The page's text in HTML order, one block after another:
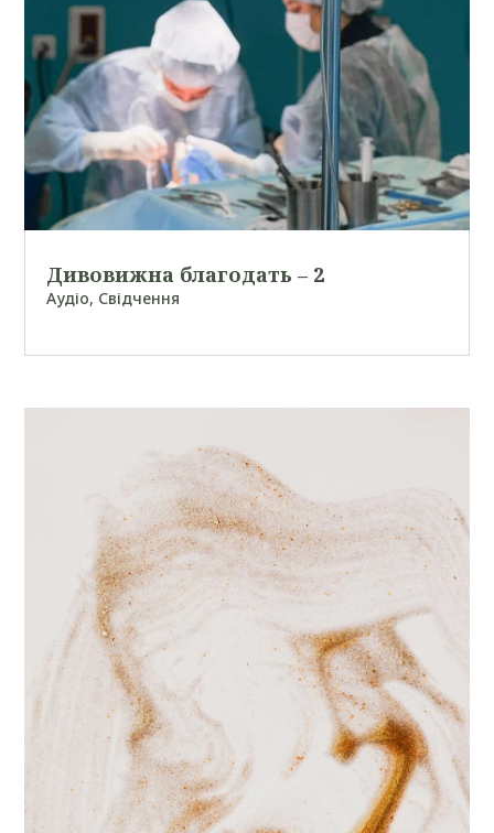
Дивовижна благодать – 2
Аудіо, Свідчення